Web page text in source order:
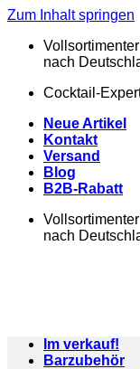
Zum Inhalt springen
nach
Cocktail-
Neue Artikel
Kontakt
Versand
Blog
B2B-Rabatt
nach
Im verkauf!
Barzubehör